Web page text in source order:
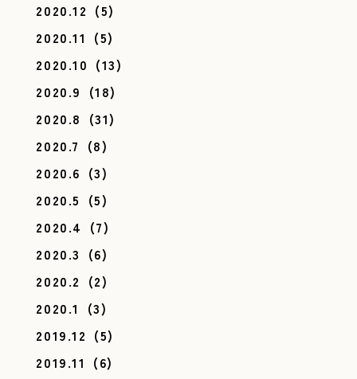
2020.12 (5)
2020.11 (5)
2020.10 (13)
2020.9 (18)
2020.8 (31)
2020.7 (8)
2020.6 (3)
2020.5 (5)
2020.4 (7)
2020.3 (6)
2020.2 (2)
2020.1
(3)
2019.12 (5)
2019.11 (6)